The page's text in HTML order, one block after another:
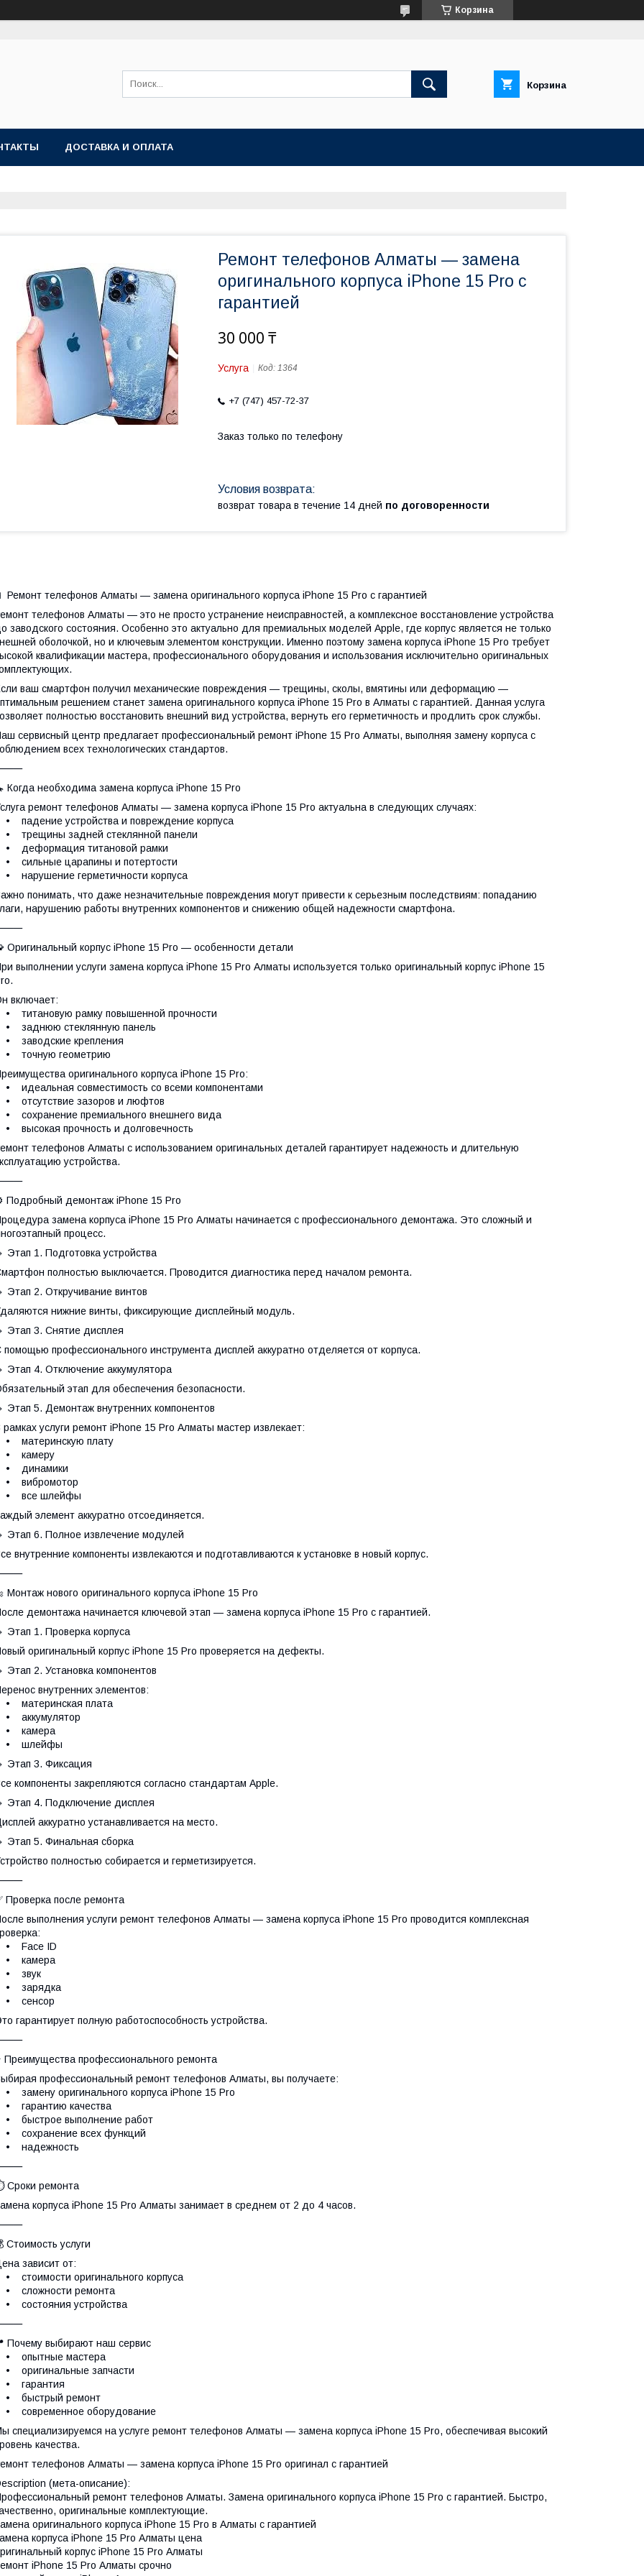
Корзина
Корзина
ДОСТАВКА И ОПЛАТА
Ремонт телефонов Алматы — замена
оригинального корпуса iPhone 15 Pro с
гарантией
30 000 ₸
Услуга Код: 1364
+7 (747) 457-72-37
Заказ только по телефону
возврат товара в течение 14 дней по договоренности
Ремонт телефонов Алматы — замена оригинального корпуса iPhone 15 Pro с гарантией
телефонов Алматы — это не просто устранение неисправностей, а комплексное восстановление устройства
заводского состояния. Особенно это актуально для премиальных моделей Apple, где корпус является не только
оболочкой, но и ключевым элементом конструкции. Именно поэтому замена корпуса iPhone 15 Pro требует
квалификации мастера, профессионального оборудования и использования исключительно оригинальных
ваш смартфон получил механические повреждения — трещины, сколы, вмятины или деформацию —
решением станет замена оригинального корпуса iPhone 15 Pro в Алматы с гарантией. Данная услуга
полностью восстановить внешний вид устройства, вернуть его герметичность и продлить срок службы.
сервисный центр предлагает профессиональный ремонт iPhone 15 Pro Алматы, выполняя замену корпуса с
всех технологических стандартов.
Когда необходима замена корпуса iPhone 15 Pro
ремонт телефонов Алматы — замена корпуса iPhone 15 Pro актуальна в следующих случаях:
• падение устройства и повреждение корпуса
• трещины задней стеклянной панели
• деформация титановой рамки
• сильные царапины и потертости
• нарушение герметичности корпуса
понимать, что даже незначительные повреждения могут привести к серьезным последствиям: попаданию
нарушению работы внутренних компонентов и снижению общей надежности смартфона.
Оригинальный корпус iPhone 15 Pro — особенности детали
выполнении услуги замена корпуса iPhone 15 Pro Алматы используется только оригинальный корпус iPhone 15
включает:
• титановую рамку повышенной прочности
• заднюю стеклянную панель
• заводские крепления
• точную геометрию
оригинального корпуса iPhone 15 Pro:
• идеальная совместимость со всеми компонентами
• отсутствие зазоров и люфтов
• сохранение премиального внешнего вида
• высокая прочность и долговечность
телефонов Алматы с использованием оригинальных деталей гарантирует надежность и длительную
устройства.
Подробный демонтаж iPhone 15 Pro
замена корпуса iPhone 15 Pro Алматы начинается с профессионального демонтажа. Это сложный и
процесс.
Этап 1. Подготовка устройства
полностью выключается. Проводится диагностика перед началом ремонта.
Этап 2. Откручивание винтов
нижние винты, фиксирующие дисплейный модуль.
Этап 3. Снятие дисплея
помощью профессионального инструмента дисплей аккуратно отделяется от корпуса.
Этап 4. Отключение аккумулятора
этап для обеспечения безопасности.
Этап 5. Демонтаж внутренних компонентов
рамках услуги ремонт iPhone 15 Pro Алматы мастер извлекает:
• материнскую плату
• камеру
• динамики
• вибромотор
• все шлейфы
элемент аккуратно отсоединяется.
Этап 6. Полное извлечение модулей
внутренние компоненты извлекаются и подготавливаются к установке в новый корпус.
Монтаж нового оригинального корпуса iPhone 15 Pro
демонтажа начинается ключевой этап — замена корпуса iPhone 15 Pro с гарантией.
Этап 1. Проверка корпуса
оригинальный корпус iPhone 15 Pro проверяется на дефекты.
Этап 2. Установка компонентов
внутренних элементов:
• материнская плата
• аккумулятор
• камера
• шлейфы
Этап 3. Фиксация
компоненты закрепляются согласно стандартам Apple.
Этап 4. Подключение дисплея
аккуратно устанавливается на место.
Этап 5. Финальная сборка
полностью собирается и герметизируется.
Проверка после ремонта
выполнения услуги ремонт телефонов Алматы — замена корпуса iPhone 15 Pro проводится комплексная
• Face ID
• камера
• звук
• зарядка
• сенсор
гарантирует полную работоспособность устройства.
Преимущества профессионального ремонта
профессиональный ремонт телефонов Алматы, вы получаете:
• замену оригинального корпуса iPhone 15 Pro
• гарантию качества
• быстрое выполнение работ
• сохранение всех функций
• надежность
Сроки ремонта
корпуса iPhone 15 Pro Алматы занимает в среднем от 2 до 4 часов.
Стоимость услуги
зависит от:
• стоимости оригинального корпуса
• сложности ремонта
• состояния устройства
Почему выбирают наш сервис
• опытные мастера
• оригинальные запчасти
• гарантия
• быстрый ремонт
• современное оборудование
специализируемся на услуге ремонт телефонов Алматы — замена корпуса iPhone 15 Pro, обеспечивая высокий
качества.
телефонов Алматы — замена корпуса iPhone 15 Pro оригинал с гарантией
(мета-описание):
ремонт телефонов Алматы. Замена оригинального корпуса iPhone 15 Pro с гарантией. Быстро,
оригинальные комплектующие.
оригинального корпуса iPhone 15 Pro в Алматы с гарантией
корпуса iPhone 15 Pro Алматы цена
корпус iPhone 15 Pro Алматы
iPhone 15 Pro Алматы срочно